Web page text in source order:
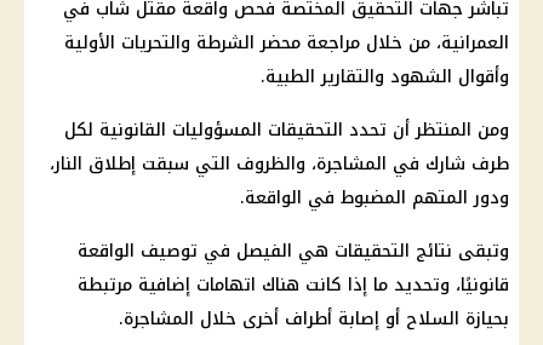
تباشرجهات التحقيق المختصة فحص واقعة مقتل شاب في
العمرانية، من خلال مراجعة محضرالشرطة والتحريات الأولية
وأقوال الشهود والتقارير الطبية.
ومن المنتظر أن تحدد التحقيقات المسؤوليات القانونية لكل
طرف شارك في المشاجرة، والظروف التي سبقت إطلاق النار،
ودور المتهم المضبوط في الواقعة.
وتبقى نتائج التحقيقات هي الفيصل في توصيف الواقعة
قانونيًا، وتحديد ما إذا كانت هناك اتهامات إضافية مرتبطة
بحيازة السلاح أو إصابة أطراف أخرى خلال المشاجرة.